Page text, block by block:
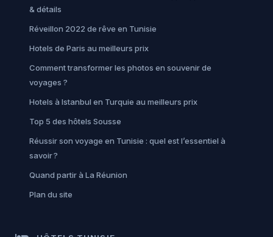
& détails
Réveillon 2022 de rêve en Tunisie
Hotels de Paris au meilleurs prix
Comment transformer les photos en souvenir de
voyages ?
Hotels à Istanbul en Turquie au meilleurs prix
Top 5 des hôtels Sousse
Réussir son voyage en Tunisie : quel est l’essentiel à
savoir ?
Quand partir à La Réunion
Plan du site